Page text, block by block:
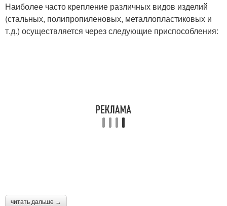
Наиболее часто крепление различных видов изделий
(стальных, полипропиленовых, металлопластиковых и
т.д.) осуществляется через следующие приспособления:
читать дальше →